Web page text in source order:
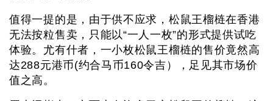
值得一提的是，由于供不应求，松鼠王榴梿在香港
无法按粒售卖，只能以“一人一枚”的形式提供试吃
体验。尤有什者，一小枚松鼠王榴梿的售价竟然高
达288元港币(约合马币160令吉），足见其市场价
值之高。